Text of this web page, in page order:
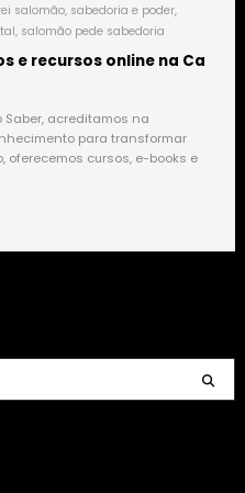
salomão, sabedoria e poder,
, salomão pede sabedoria
e recursos online na Ca
acreditamos na
para transformar
oferecemos cursos, e-books e